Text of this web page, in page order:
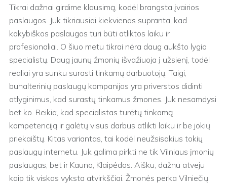
Tikrai dažnai girdime klausimą, kodėl brangsta įvairios
paslaugos. Juk tikriausiai kiekvienas supranta, kad
kokybiškos paslaugos turi būti atliktos laiku ir
profesionaliai. O šiuo metu tikrai nėra daug aukšto lygio
specialistų. Daug jaunų žmonių išvažiuoja į užsienį, todėl
realiai yra sunku surasti tinkamų darbuotojų. Taigi,
buhalterinių paslaugų kompanijos yra priverstos didinti
atlyginimus, kad surastų tinkamus žmones. Juk nesamdysi
bet ko. Reikia, kad specialistas turėtų tinkamą
kompetenciją ir galėtų visus darbus atlikti laiku ir be jokių
priekaištų. Kitas variantas, tai kodėl neužsisakius tokių
paslaugų internetu. Juk galima pirkti ne tik Vilniaus įmonių
paslaugas, bet ir Kauno, Klaipėdos. Aišku, dažnu atveju
kaip tik viskas vyksta atvirkščiai. Žmonės perka Vilniečių